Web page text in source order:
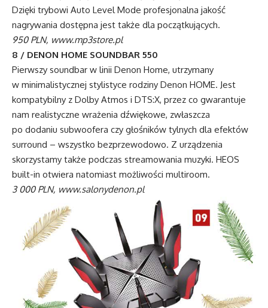
Dzięki trybowi Auto Level Mode profesjonalna jakość
nagrywania dostępna jest także dla początkujących.
950 PLN, www.mp3store.pl
8 / DENON HOME SOUNDBAR 550
Pierwszy soundbar w linii Denon Home, utrzymany
w minimalistycznej stylistyce rodziny Denon HOME. Jest
kompatybilny z Dolby Atmos i DTS:X, przez co gwarantuje
nam realistyczne wrażenia dźwiękowe, zwłaszcza
po dodaniu subwoofera czy głośników tylnych dla efektów
surround – wszystko bezprzewodowo. Z urządzenia
skorzystamy także podczas streamowania muzyki. HEOS
built-in otwiera natomiast możliwości multiroom.
3 000 PLN, www.salonydenon.pl